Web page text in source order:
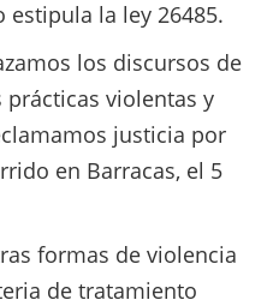
estipula la ley 26485.
los discursos de
violentas y
justicia por
en Barracas, el 5
formas de violencia
de tratamiento